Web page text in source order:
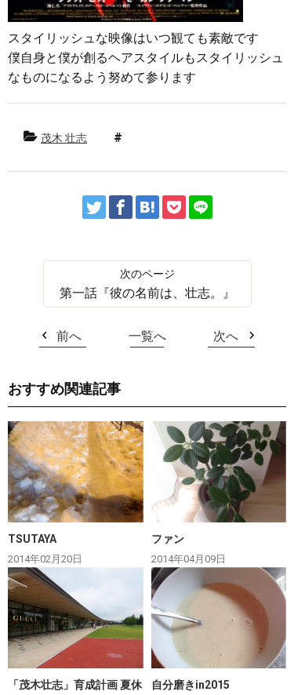
スタイリッシュな映像はいつ観ても素敵です
僕自身と僕が創るヘアスタイルもスタイリッシュ
なものになるよう努めて参ります
茂木 壮志
第一話『彼の名前は、壮志。』
前へ 一覧へ 次へ
おすすめ関連記事
TSUTAYA
2014年02月20日
ファン
2014年04月09日
「茂木壮志」育成計画 夏休
自分磨きin2015